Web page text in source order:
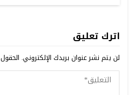
اترك تعليق
لن يتم نشر عنوان بريدك الإلكتروني.